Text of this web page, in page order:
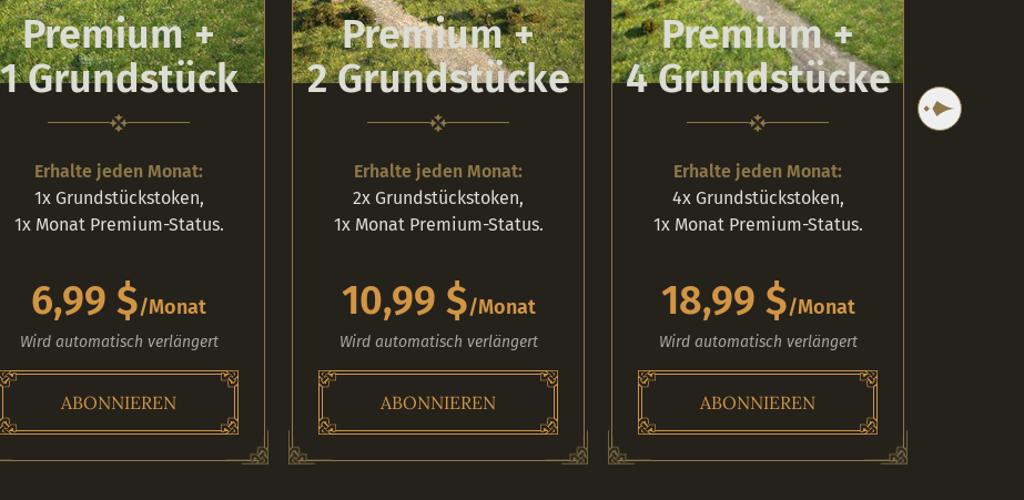
Premium +
1 Grundstück
Erhalte jeden Monat:
1x Grundstückstoken,
1x Monat Premium-Status.
6,99 $/Monat
Wird automatisch verlängert
ABONNIEREN
Premium +
2 Grundstücke
Erhalte jeden Monat:
2x Grundstückstoken,
1x Monat Premium-Status.
10,99 $/Monat
Wird automatisch verlängert
ABONNIEREN
Premium +
4 Grundstücke
Erhalte jeden Monat:
4x Grundstückstoken,
1x Monat Premium-Status.
18,99 $/Monat
Wird automatisch verlängert
ABONNIEREN